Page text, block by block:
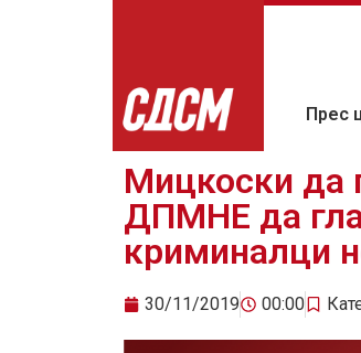
Прес
Мицкоски да
ДПМНЕ да
криминалци
30/11/2019 00:00